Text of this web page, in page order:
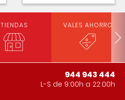
TIENDAS VALES AHORRO
944 943 444
L-S de 9:00h a 22:00h